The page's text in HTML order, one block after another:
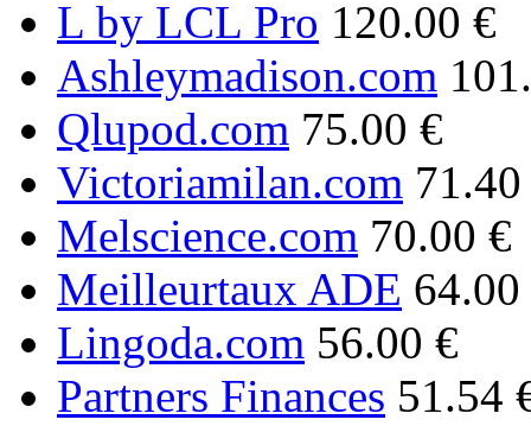
L by LCL Pro 120.00 €
Ashleymadison.com
Qlupod.com 75.00 €
Victoriamilan.com
Melscience.com 70.00 €
Meilleurtaux ADE 64.00
Lingoda.com 56.00 €
Partners Finances 51.54